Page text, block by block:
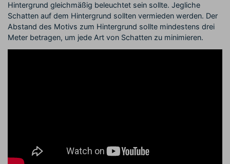
Hintergrund gleichmäßig beleuchtet sein sollte. Jegliche
Schatten auf dem Hintergrund sollten vermieden werden. Der
Abstand des Motivs zum Hintergrund sollte mindestens drei
Meter betragen, um jede Art von Schatten zu minimieren.